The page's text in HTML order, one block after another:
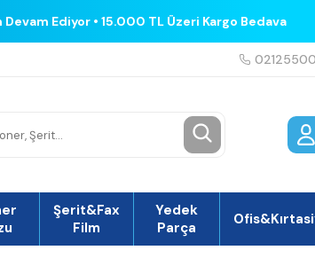
Ediyor • 15.000 TL Üzeri Kargo Bedava
Şerit&Fax
Film
Yedek
Parça